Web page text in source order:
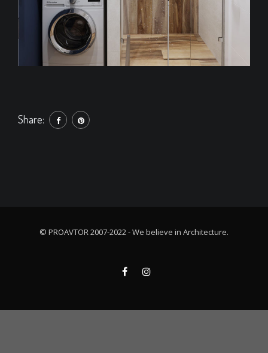
Share:
© PROAVTOR 2007-2022 -We believe in Architecture.